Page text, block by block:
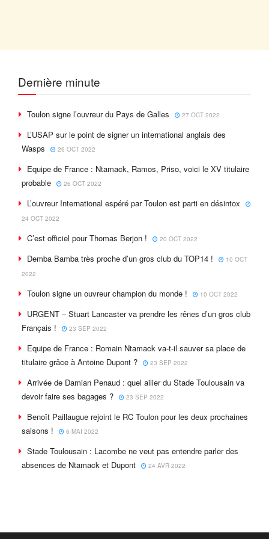
Dernière minute
Toulon signe l’ouvreur du Pays de Galles 27 OCT 2022
L’USAP sur le point de signer un international anglais des
Wasps
26 OCT 2022
Equipe de France : Ntamack, Ramos, Priso, voici le XV titulaire
probable
26 OCT 2022
L’ouvreur International espéré par Toulon est parti en désintox
24 OCT 2022
C’est officiel pour Thomas Berjon ! 20 OCT 2022
Demba Bamba très proche d’un gros club du TOP14 !
10 OCT
2022
Toulon signe un ouvreur champion du monde ! 10 OCT 2022
URGENT – Stuart Lancaster va prendre les rênes d’un gros club
Français !
23 SEP 2022
Equipe de France : Romain Ntamack va-t-il sauver sa place de
titulaire grâce à Antoine Dupont ?
23 SEP 2022
Arrivée de Damian Penaud : quel ailier du Stade Toulousain va
devoir faire ses bagages ?
23 SEP 2022
Benoît Paillaugue rejoint le RC Toulon pour les deux prochaines
saisons !
6 MAI 2022
Stade Toulousain : Lacombe ne veut pas entendre parler des
absences de Ntamack et Dupont
24 AVR 2022